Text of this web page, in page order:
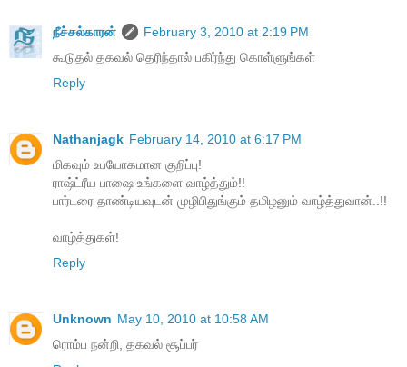
நீச்சல்காரன்
February 3, 2010 at 2:19 PM
கூடுதல் தகவல் தெரிந்தால் பகிர்ந்து கொள்ளுங்கள்
Reply
Nathanjagk February 14, 2010 at 6:17 PM
மிகவும் உபயோகமான குறிப்பு!
ராஷ்ட்ரீய பாஷை உங்களை வாழ்த்தும்!!
பார்டரை தாண்டியவுடன் முழிபிதுங்கும் தமிழனும் வாழ்த்துவான்..!!
வாழ்த்துகள்!
Reply
Unknown May 10, 2010 at 10:58 AM
ரொம்ப நன்றி, தகவல் சூப்பர்